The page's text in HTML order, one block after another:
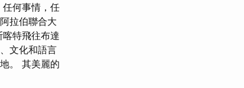
何事情，任
拉伯聯合大
特飛往布達
文化和語言
。 其美麗的